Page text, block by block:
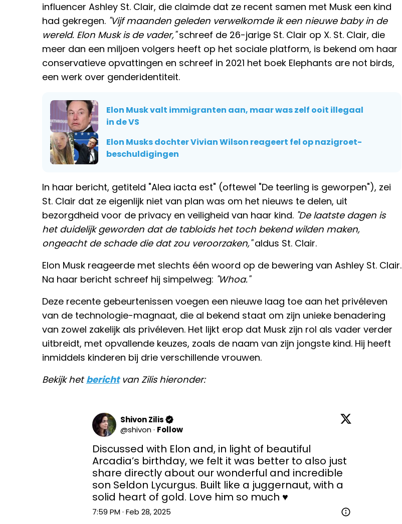
influencer Ashley St. Clair, die claimde dat ze recent samen met Musk een kind
had gekregen. "Vijf maanden geleden verwelkomde ik een nieuwe baby in de
wereld. Elon Musk is de vader,"schreef de 26-jarige St. Clair op X. St. Clair, die
meer dan een miljoen volgers heeft op het sociale platform, is bekend om haar
conservatieve opvattingen en schreef in 2021 het boek Elephants are not birds,
een werk over genderidentiteit.
Elon Musk valt immigranten aan, maar was zelf ooit illegaal
in de VS
Elon Musks dochter Vivian Wilson reageert fel op nazigroet-
beschuldigingen
In haar bericht, getiteld "Alea iacta est" (oftewel "De teerling is geworpen"), zei
St. Clair dat ze eigenlijk niet van plan was om het nieuws te delen, uit
bezorgdheid voor de privacy en veiligheid van haar kind. "De laatste dagen is
het duidelijk geworden dat de tabloids het toch bekend wilden maken,
ongeacht de schade die dat zou veroorzaken,"aldus St. Clair.
Elon Musk reageerde met slechts één woord op de bewering van Ashley St. Clair.
Na haar bericht schreef hij simpelweg: "Whoa."
Deze recente gebeurtenissen voegen een nieuwe laag toe aan het privéleven
van de technologie-magnaat, die al bekend staat om zijn unieke benadering
van zowel zakelijk als privéleven. Het lijkt erop dat Musk zijn rol als vader verder
uitbreidt, met opvallende keuzes, zoals de naam van zijn jongste kind. Hij heeft
inmiddels kinderen bij drie verschillende vrouwen.
Bekijk hetberichtvan Zilis hieronder:
Shivon Zilis
@shivon · Follow
Discussed with Elon and, in light of beautiful
Arcadia’s birthday, we felt it was better to also just
share directly about our wonderful and incredible
son Seldon Lycurgus. Built like a juggernaut, with a
solid heart of gold. Love him so much ♥️
7:59 PM · Feb 28, 2025